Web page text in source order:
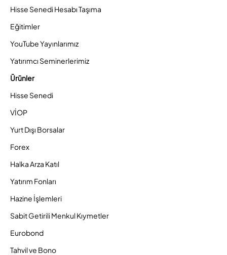
Hisse Senedi Hesabı Taşıma
Eğitimler
YouTube Yayınlarımız
Yatırımcı Seminerlerimiz
Ürünler
Hisse Senedi
VİOP
Yurt Dışı Borsalar
Forex
Halka Arza Katıl
Yatırım Fonları
Hazine İşlemleri
Sabit Getirili Menkul Kıymetler
Eurobond
Tahvil ve Bono